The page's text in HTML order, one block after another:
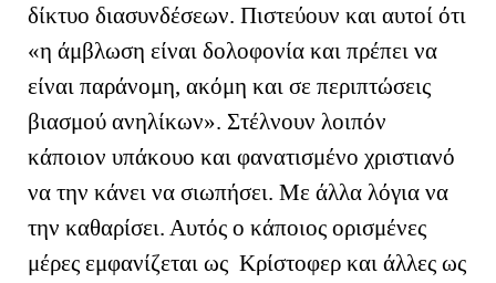
δίκτυο διασυνδέσεων. Πιστεύουν και αυτοί ότι
«η άμβλωση είναι δολοφονία και πρέπει να
είναι παράνομη, ακόμη και σε περιπτώσεις
βιασμού ανηλίκων». Στέλνουν λοιπόν
κάποιον υπάκουο και φανατισμένο χριστιανό
να την κάνει να σιωπήσει. Με άλλα λόγια να
την καθαρίσει. Αυτός ο κάποιος ορισμένες
μέρες εμφανίζεται ως Κρίστοφερ και άλλες ως